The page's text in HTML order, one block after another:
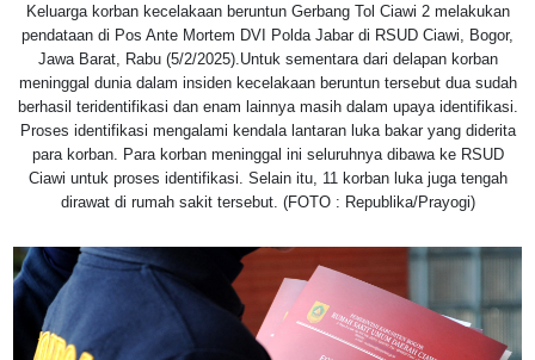
Keluarga korban kecelakaan beruntun Gerbang Tol Ciawi 2 melakukan
pendataan di Pos Ante Mortem DVI Polda Jabar di RSUD Ciawi, Bogor,
Jawa Barat, Rabu (5/2/2025).Untuk sementara dari delapan korban
meninggal dunia dalam insiden kecelakaan beruntun tersebut dua sudah
berhasil teridentifikasi dan enam lainnya masih dalam upaya identifikasi.
Proses identifikasi mengalami kendala lantaran luka bakar yang diderita
para korban. Para korban meninggal ini seluruhnya dibawa ke RSUD
Ciawi untuk proses identifikasi. Selain itu, 11 korban luka juga tengah
dirawat di rumah sakit tersebut. (FOTO : Republika/Prayogi)